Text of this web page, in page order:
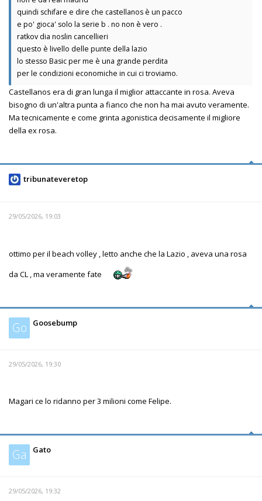
quindi schifare e dire che castellanos è un pacco
e po' gioca' solo la serie b . no non è vero .
ratkov dia noslin cancellieri
questo è livello delle punte della lazio
lo stesso Basic per me è una grande perdita
per le condizioni economiche in cui ci troviamo.
Castellanos era di gran lunga il miglior attaccante in rosa. Aveva
bisogno di un'altra punta a fianco che non ha mai avuto veramente.
Ma tecnicamente e come grinta agonistica decisamente il migliore
della ex rosa.
tribunateveretop
29/05/2026, 19:03
ottimo per il beach volley , letto anche che la Lazio , aveva una rosa
da CL , ma veramente fate
Go Goosebump
29/05/2026, 19:30
Magari ce lo ridanno per 3 milioni come Felipe.
Ga Gato
29/05/2026, 19:32